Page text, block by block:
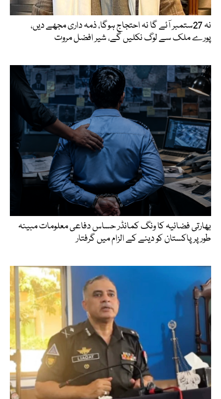
نہ 27ستمبر آئے گا نہ احتجاج ہوگا، ذمہ داری مجھے دیں،
پورے ملک سے لوگ نکلیں گے، شیر افضل مروت
بھارتی فضائیہ کا ونگ کمانڈر حساس دفاعی معلومات مبینہ
طور پر پاکستان کو دینے کے الزام میں گرفتار